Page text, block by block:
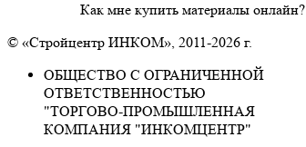
Как мне купить материалы онлайн?
© «Стройцентр ИНКОМ», 2011-2026 г.
ОБЩЕСТВО С ОГРАНИЧЕННОЙ
ОТВЕТСТВЕННОСТЬЮ
"ТОРГОВО-ПРОМЫШЛЕННАЯ
КОМПАНИЯ "ИНКОМЦЕНТР"